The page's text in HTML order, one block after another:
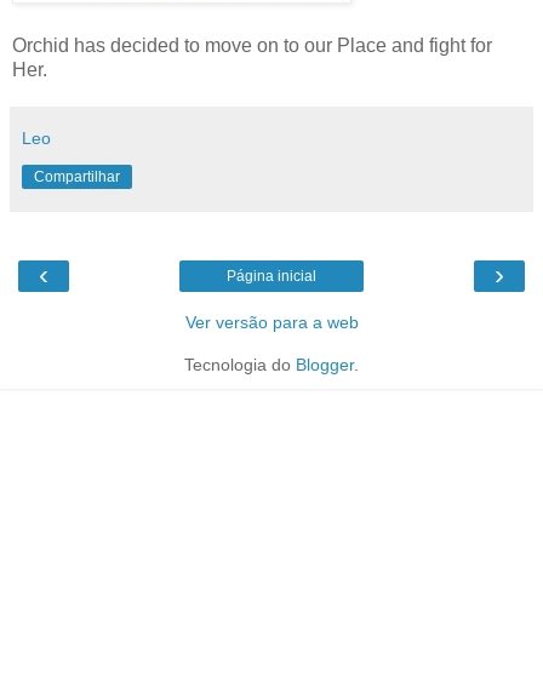
Orchid has decided to move on to our Place and fight for
Her.
Leo
Compartilhar
‹ ›
Página inicial
Ver versão para a web
Tecnologia do Blogger.